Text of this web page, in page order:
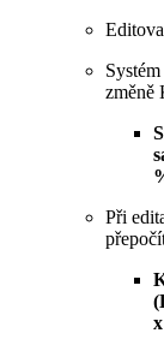
změně
Při